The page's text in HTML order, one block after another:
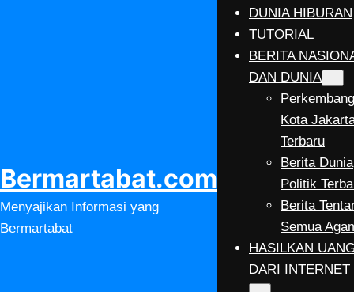
Bermartabat.com
Menyajikan Informasi yang
Bermartabat
DUNIA HIBURAN
TUTORIAL
BERITA
DAN DUNIA
Kota
Terbaru
Berita Dunia
Politik
Berita
Semua
HASILKAN
DARI INTERNET